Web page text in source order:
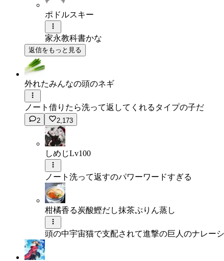
ポドルスキー
家永教科書かな
返信をもっと見る
外れたみんなの頭のネギ
ノート借りたら洗って返してくれるタイプの子だ
2 2,173
しめじLv100
ノート洗って返すのパワーワードすぎる
柑橘香る炭酸鰹だし抹茶ぷりん蒸し
頭の中宇宙猫で支配されて進撃の巨人のナレー